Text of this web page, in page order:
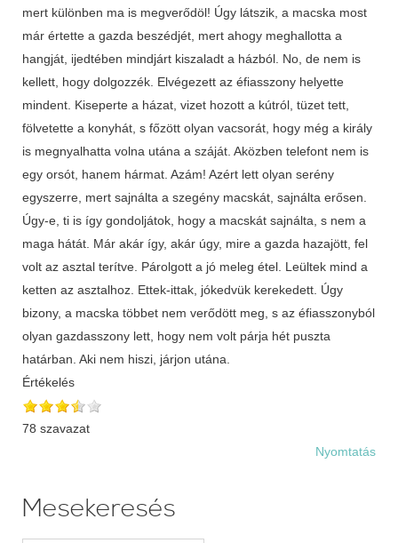
mert különben ma is megverődöl! Úgy látszik, a macska most
már értette a gazda beszédjét, mert ahogy meghallotta a
hangját, ijedtében mindjárt kiszaladt a házból. No, de nem is
kellett, hogy dolgozzék. Elvégezett az éfiasszony helyette
mindent. Kiseperte a házat, vizet hozott a kútról, tüzet tett,
fölvetette a konyhát, s főzött olyan vacsorát, hogy még a király
is megnyalhatta volna utána a száját. Aközben telefont nem is
egy orsót, hanem hármat. Azám! Azért lett olyan serény
egyszerre, mert sajnálta a szegény macskát, sajnálta erősen.
Úgy-e, ti is így gondoljátok, hogy a macskát sajnálta, s nem a
maga hátát. Már akár így, akár úgy, mire a gazda hazajött, fel
volt az asztal terítve. Párolgott a jó meleg étel. Leültek mind a
ketten az asztalhoz. Ettek-ittak, jókedvük kerekedett. Úgy
bizony, a macska többet nem verődött meg, s az éfiasszonyból
olyan gazdasszony lett, hogy nem volt párja hét puszta
határban. Aki nem hiszi, járjon utána.
Értékelés
78 szavazat
Nyomtatás
Mesekeresés